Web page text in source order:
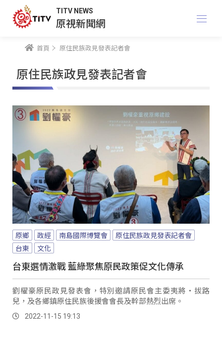
TITV NEWS
原視新聞網
首頁 原住民族政見發表記者會
原住民族政見發表記者會
原鄉 政經 南島國際博覽會
原住民族政見發表記者會
台東
文化
台東選情激戰 藍綠聚焦原民政策促文化傳承
劉櫂豪原民政見發表會，特別邀請原民會主委夷將‧拔路
兒，及各鄉鎮原住民族後援會會長及幹部熱烈出席。
2022-11-15 19:13